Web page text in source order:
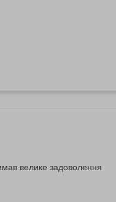
велике задоволення